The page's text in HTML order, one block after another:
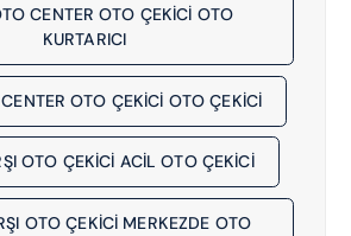
CENTER OTO ÇEKİCİ OTO
KURTARICI
OTO ÇEKİCİ OTO ÇEKICI
OTO ÇEKİCİ ACIL OTO ÇEKICI
OTO ÇEKİCİ MERKEZDE OTO